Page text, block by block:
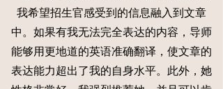
我希望招生官感受到的信息融入到文章
中。如果有我无法完全表达的内容，导师
能够用更地道的英语准确翻译，使文章的
表达能力超出了我的自身水平。此外，她